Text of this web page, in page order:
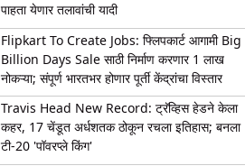
पाहता येणार तलावांची यादी
Flipkart To Create Jobs: फ्लिपकार्ट आगामी Big
Billion Days Sale साठी निर्माण करणार 1 लाख
नोकऱ्या; संपूर्ण भारतभर होणार पूर्ती केंद्रांचा विस्तार
Travis Head New Record: ट्रॅव्हिस हेडने केला
कहर, 17 चेंडूत अर्धशतक ठोकून रचला इतिहास; बनला
टी-20 'पॉवरप्ले किंग'